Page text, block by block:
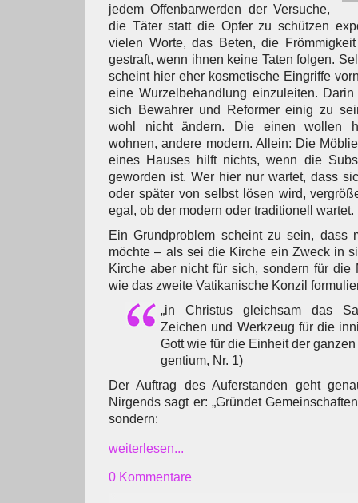
jedem Offenbarwerden der Versuche,
die Täter statt die Opfer zu schützen
vielen Worte, das Beten, die
gestraft, wenn ihnen keine Taten folgen.
scheint hier eher kosmetische Eingriffe
eine Wurzelbehandlung einzuleiten.
sich Bewahrer und Reformer einig zu
wohl nicht ändern. Die einen wollen
wohnen, andere modern. Allein: Die
eines Hauses hilft nichts, wenn die
geworden ist. Wer hier nur wartet, dass
oder später von selbst lösen wird,
egal, ob der modern oder traditionell wartet.
Ein Grundproblem scheint zu sein, dass
möchte – als sei die Kirche ein Zweck in
Kirche aber nicht für sich, sondern für die
wie das zweite Vatikanische Konzil
„in Christus gleichsam das
Zeichen und Werkzeug für die
Gott wie für die Einheit der
gentium, Nr. 1)
Der Auftrag des Auferstanden geht
Nirgends sagt er: „Gründet
sondern:
weiterlesen...
0 Kommentare